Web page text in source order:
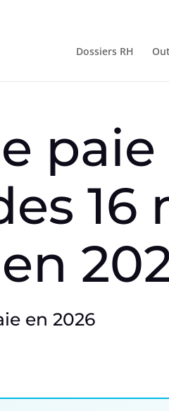
Dossiers RH
16
en 2026